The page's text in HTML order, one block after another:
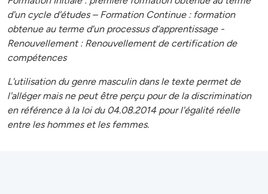
d'un cycle d'études – Formation Continue : formation
obtenue au terme d’un processus d’apprentissage -
Renouvellement : Renouvellement de certification de
compétences
L'utilisation du genre masculin dans le texte permet de
l'alléger mais ne peut être perçu pour de la discrimination
en référence à la loi du 04.08.2014 pour l'égalité réelle
entre les hommes et les femmes.